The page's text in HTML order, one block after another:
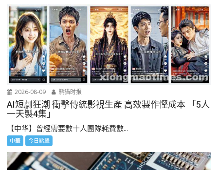
2026-08-09 熊猫时报
AI短劇狂潮 衝擊傳統影視生產 高效製作慳成本 「5人
一天製4集」
【中华】曾經需要數十人團隊耗費數...
中華 今日點擊